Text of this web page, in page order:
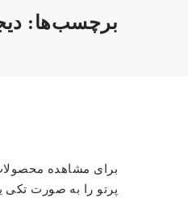
برچسب‌ها:
برای مشاهده
پرتو را به صورت تکی